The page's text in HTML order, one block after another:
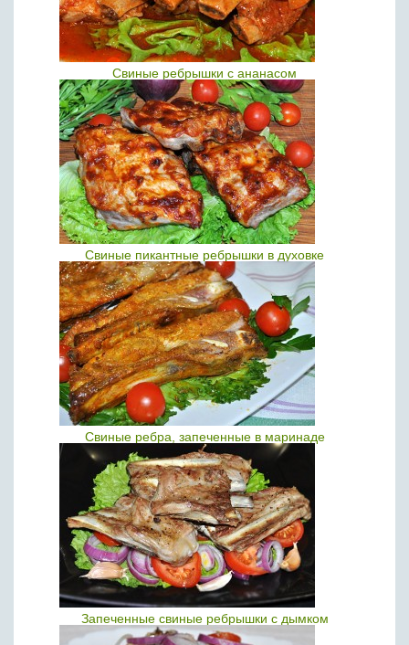
Свиные ребрышки с ананасом
Свиные пикантные ребрышки в духовке
Свиные ребра, запеченные в маринаде
Запеченные свиные ребрышки с дымком